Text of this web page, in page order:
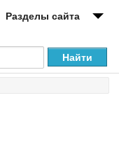
Разделы сайта